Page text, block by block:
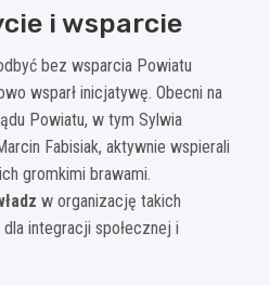
i wsparcie
bez wsparcia Powiatu
wsparł inicjatywę. Obecni na
Powiatu, w tym Sylwia
Fabisiak, aktywnie wspierali
gromkimi brawami.
w organizację takich
integracji społecznej i